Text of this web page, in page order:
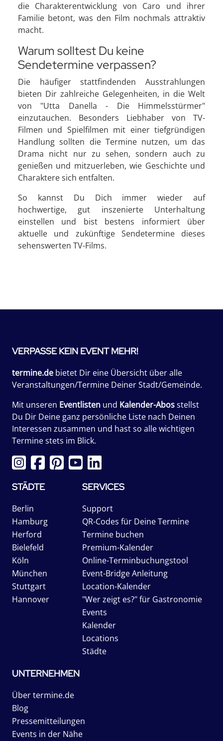
die Charakterentwicklung von Caro und ihrer
Familie betont, was den Film nochmals attraktiv
macht.
Warum solltest Du keine
Sendetermine verpassen?
Die häufiger stattfindenden Ausstrahlungen
bieten Dir zahlreiche Gelegenheiten, in die Welt
von "Utta Danella - Die Himmelsstürmer"
einzutauchen. Besonders Liebhaber von TV-
Filmen und Spielfilmen mit einer tiefgründigen
Handlung sollten die Termine nutzen, um das
Drama nicht nur zu sehen, sondern auch zu
genießen und mitzuerleben, wie Geschichte und
Charaktere sich entfalten.
So kannst Du Dich immer wieder auf
hochwertige, gut inszenierte Unterhaltung
einstellen und bist bestens informiert über
aktuelle und zukünftige Sendetermine dieses
sehenswerten TV-Films.
VERPASSE KEIN EVENT MEHR!
termine.de bietet Dir eine Übersicht über alle
Veranstaltungen/Termine Deiner Stadt/Gemeinde.
Mit unseren Eventlisten und Kalender-Abosstellst
Du Dir Deine ganz persönliche Liste nach Deinen
Interessen zusammen und hast so alle wichtigen
Termine stets im Blick.
STÄDTE
Berlin
Hamburg
Herford
Bielefeld
Köln
München
Stuttgart
Hannover
SERVICES
Support
QR-Codes für Deine Termine
Termine buchen
Premium-Kalender
Online-Terminbuchungstool
Event-Bridge Anleitung
Location-Kalender
"Wer zeigt es?" für Gastronomie
Events
Kalender
Locations
Städte
UNTERNEHMEN
Über termine.de
Blog
Pressemitteilungen
Events in der Nähe